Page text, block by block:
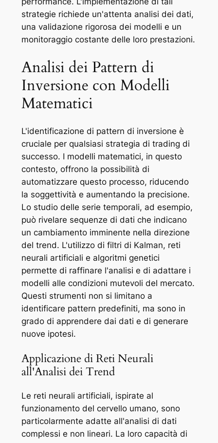
strategie richiede un'attenta analisi dei dati,
una validazione rigorosa dei modelli e un
monitoraggio costante delle loro prestazioni.
Analisi dei Pattern di
Inversione con Modelli
Matematici
L'identificazione di pattern di inversione è
cruciale per qualsiasi strategia di trading di
successo. I modelli matematici, in questo
contesto, offrono la possibilità di
automatizzare questo processo, riducendo
la soggettività e aumentando la precisione.
Lo studio delle serie temporali, ad esempio,
può rivelare sequenze di dati che indicano
un cambiamento imminente nella direzione
del trend. L'utilizzo di filtri di Kalman, reti
neurali artificiali e algoritmi genetici
permette di raffinare l'analisi e di adattare i
modelli alle condizioni mutevoli del mercato.
Questi strumenti non si limitano a
identificare pattern predefiniti, ma sono in
grado di apprendere dai dati e di generare
nuove ipotesi.
Applicazione di Reti Neurali
all'Analisi dei Trend
Le reti neurali artificiali, ispirate al
funzionamento del cervello umano, sono
particolarmente adatte all'analisi di dati
complessi e non lineari. La loro capacità di